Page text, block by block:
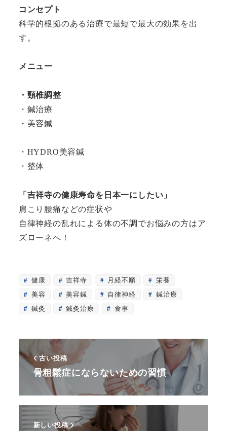
コンセプト
科学的根拠のある治療で最短で最大の効果を出
す。
メニュー
・頸椎調整
・鍼治療
・美容鍼
・HYDRO美容鍼
・整体
「吉祥寺の健康寿命を日本一にしたい」
肩こり腰痛などの症状や
自律神経の乱れによる体の不調でお悩みの方はア
ズローネへ！
健康 吉祥寺 月経不順
栄養
美容
美容鍼 自律神経
鍼治療
鍼灸
鍼灸治療 食事
古い投稿
骨粗鬆症にならないための習慣
新しい投稿